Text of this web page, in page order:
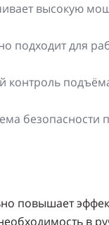
высокую
подходит для
безопасности
повышает
в